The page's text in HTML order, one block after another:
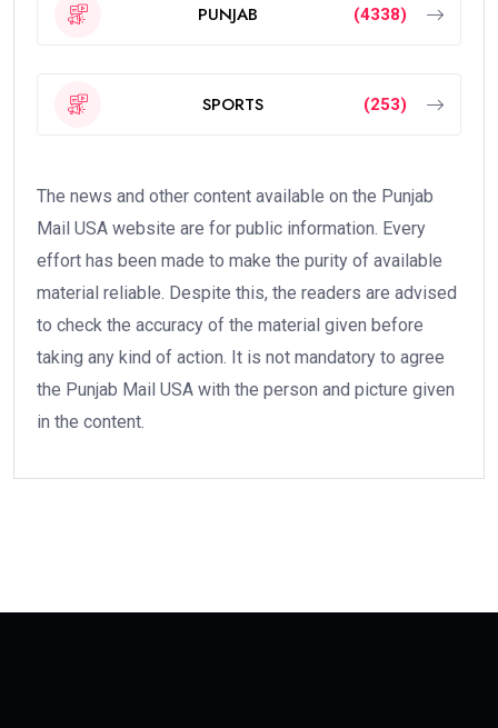
PUNJAB (4338)
SPORTS (253)
The news and other content available on the Punjab
Mail USA website are for public information. Every
effort has been made to make the purity of available
material reliable. Despite this, the readers are advised
to check the accuracy of the material given before
taking any kind of action. It is not mandatory to agree
the Punjab Mail USA with the person and picture given
in the content.